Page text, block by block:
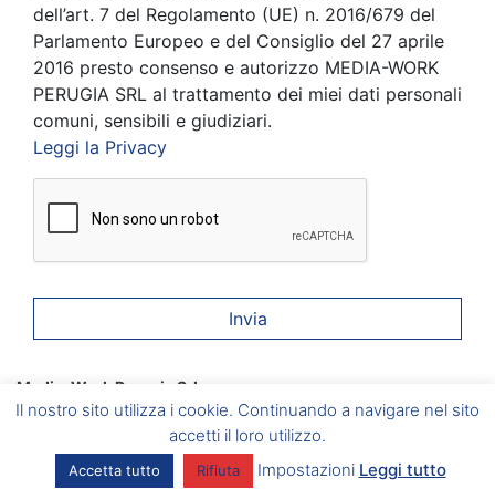
dell’art. 7 del Regolamento (UE) n. 2016/679 del
Parlamento Europeo e del Consiglio del 27 aprile
2016 presto consenso e autorizzo MEDIA-WORK
PERUGIA SRL al trattamento dei miei dati personali
comuni, sensibili e giudiziari.
Leggi la Privacy
Media-Work Perugia Srl
Corciano (PG) Via A. Gramsci, 6 – Foligno(PG) Via A. Vici, 20
– Umbertide (PG) Via del Vignola, 5 –Marsciano(PG) Via
Caduti sul Lavoro, 2/B
P.I. 03086440546 – Aut. Min. del Lavoro e della Previdenza
Sociale Prot. 39/0006811/MA004.A003 del 15/05/2012
Il nostro sito utilizza i cookie. Continuando a navigare nel sito
accetti il loro utilizzo.
Accetta tutto Rifiuta Impostazioni Leggi tutto